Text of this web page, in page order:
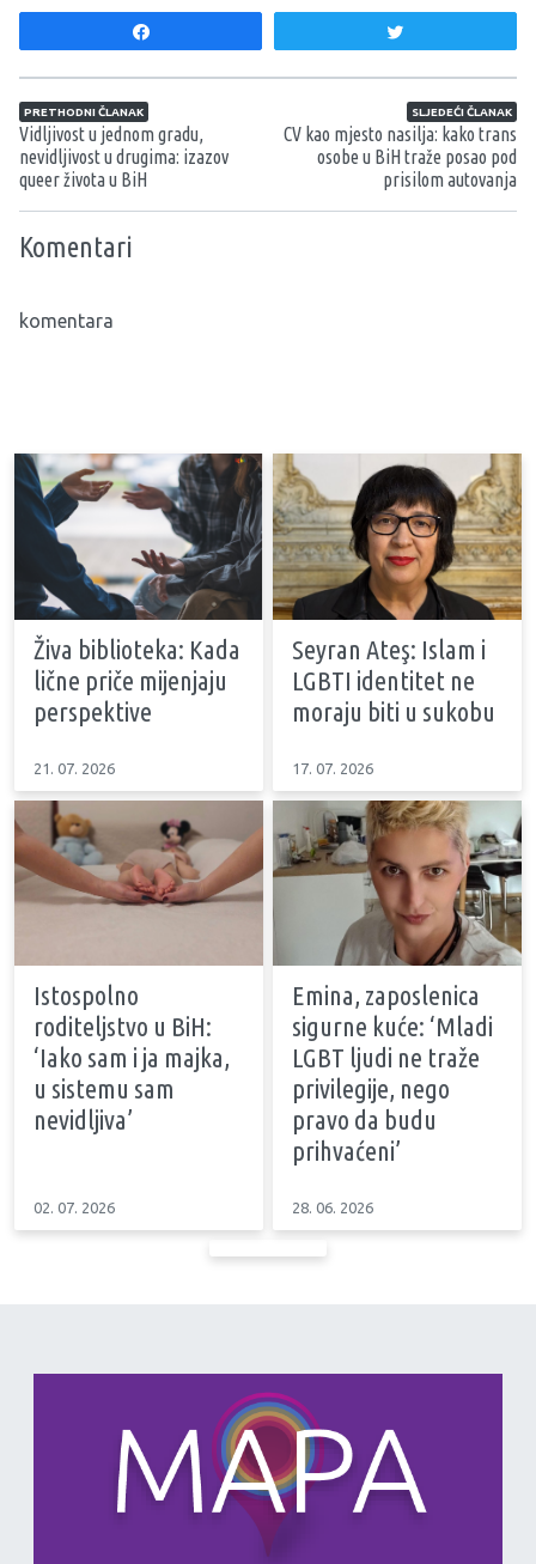
Navigacija članaka
PRETHODNI ČLANAK
Vidljivost u jednom gradu,
nevidljivost u drugima: izazov
queer života u BiH
SLJEDEĆI ČLANAK
CV kao mjesto nasilja: kako trans
osobe u BiH traže posao pod
prisilom autovanja
Komentari
komentara
Živa biblioteka: Kada
lične priče mijenjaju
perspektive
21. 07. 2026
Seyran Ateş: Islam i
LGBTI identitet ne
moraju biti u sukobu
17. 07. 2026
Istospolno
roditeljstvo u BiH:
‘Iako sam i ja majka,
u sistemu sam
nevidljiva’
02. 07. 2026
Emina, zaposlenica
sigurne kuće: ‘Mladi
LGBT ljudi ne traže
privilegije, nego
pravo da budu
prihvaćeni’
28. 06. 2026